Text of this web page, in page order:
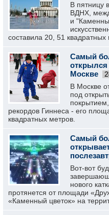
В пятницу
ВДНХ,
и
составила 20, 51 квадратных
Самый
Москве
В Москве
под
рекордов Гиннеса - его
квадратных метров.
Самый
Вот-вот
нового
протянется от площади
«Каменный цветок» на